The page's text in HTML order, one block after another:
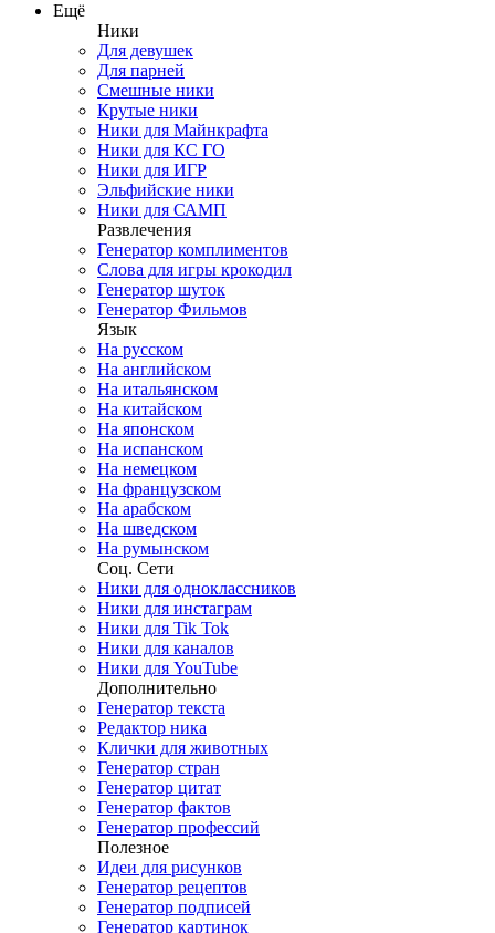
Ещё
Ники
Для девушек
Для парней
Смешные ники
Крутые ники
Ники для Майнкрафта
Ники для КС ГО
Ники для ИГР
Эльфийские ники
Ники для САМП
Развлечения
Генератор комплиментов
Слова для игры крокодил
Генератор шуток
Генератор Фильмов
Язык
На русском
На английском
На итальянском
На китайском
На японском
На испанском
На немецком
На французском
На арабском
На шведском
На румынском
Соц. Сети
Ники для одноклассников
Ники для инстаграм
Ники для Tik Tok
Ники для каналов
Ники для YouTube
Дополнительно
Генератор текста
Редактор ника
Клички для животных
Генератор стран
Генератор цитат
Генератор фактов
Генератор профессий
Полезное
Идеи для рисунков
Генератор рецептов
Генератор подписей
Генератор картинок